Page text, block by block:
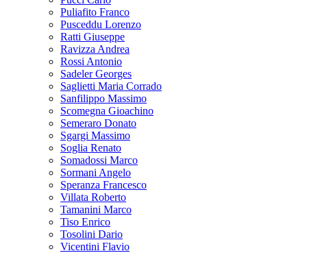
Puliafito Franco
Pusceddu Lorenzo
Ratti Giuseppe
Ravizza Andrea
Rossi Antonio
Sadeler Georges
Saglietti Maria Corrado
Sanfilippo Massimo
Scomegna Gioachino
Semeraro Donato
Sgargi Massimo
Soglia Renato
Somadossi Marco
Sormani Angelo
Speranza Francesco
Villata Roberto
Tamanini Marco
Tiso Enrico
Tosolini Dario
Vicentini Flavio